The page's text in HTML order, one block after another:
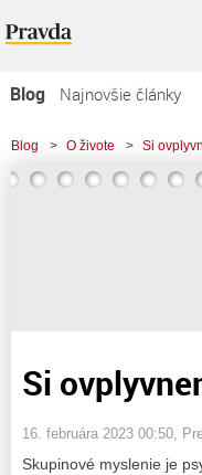
Blog
Najnovšie články
Najčítanejšie články
Najkomentovanejšie
Blog > O živote > Si
Si
16. februára 2023 00:50 ,
Skupinové myslenie je